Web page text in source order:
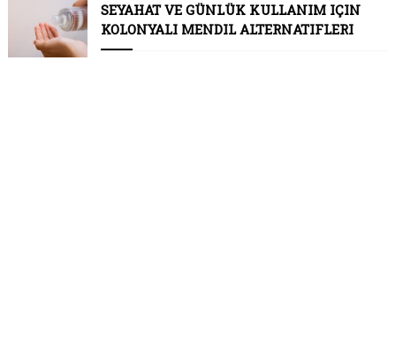
SEYAHAT VE GÜNLÜK KULLANIM IÇIN
KOLONYALI MENDIL ALTERNATIFLERI